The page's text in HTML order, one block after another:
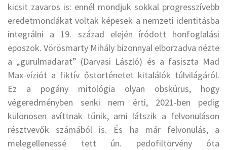
kicsit zavaros is: ennél mondjuk sokkal progresszívebb
eredetmondákat voltak képesek a nemzeti identitásba
integrálni a 19. század elején íródott honfoglalási
eposzok. Vörösmarty Mihály bizonnyal elborzadva nézte
a „gurulmadarat” (Darvasi László) és a fasiszta Mad
Max-víziót a fiktív őstörténetet kitalálók túlvilágáról.
Ez a pogány mitológia olyan obskúrus, hogy
végeredményben senki nem érti, 2021-ben pedig
különösen avíttnak tűnik, ami látszik a felvonuláson
résztvevők számából is. És ha már felvonulás, a
melegellenessé tett ún. pedofiltörvény óta